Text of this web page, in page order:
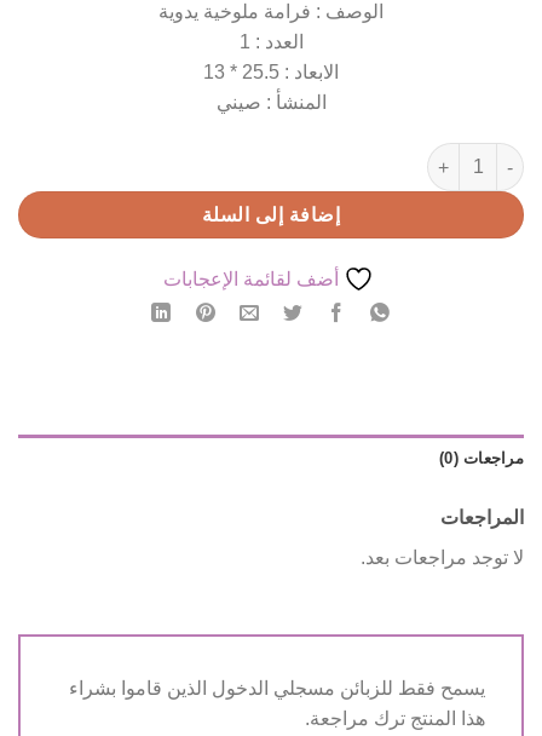
الوصف : فرامة ملوخية يدوية
العدد : 1
الابعاد : 25.5 * 13
المنشأ : صيني
كمية فرامة ملوخية يدوية
إضافة إلى السلة
أضف لقائمة الإعجابات
مراجعات (0)
المراجعات
لا توجد مراجعات بعد.
يسمح فقط للزبائن مسجلي الدخول الذين قاموا بشراء
هذا المنتج ترك مراجعة.